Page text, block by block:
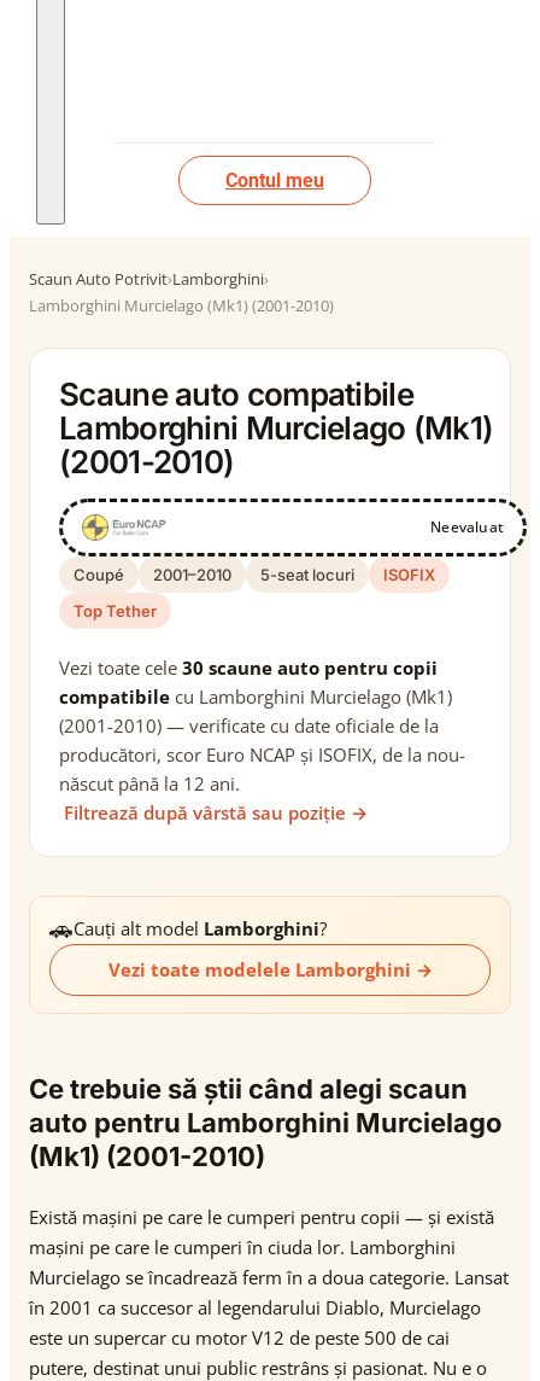
Contul meu
Scaun Auto Potrivit›Lamborghini›
Lamborghini Murcielago (Mk1) (2001-2010)
Scaune auto compatibile
Lamborghini Murcielago (Mk1)
(2001-2010)
Neevaluat
Coupé 2001–2010 5-seat locuri
ISOFIX
Top Tether
Vezi toate cele 30 scaune auto pentru copii
compatibile cu Lamborghini Murcielago (Mk1)
(2001-2010) — verificate cu date oficiale de la
producători, scor Euro NCAP și ISOFIX, de la nou-
născut până la 12 ani.
Filtrează după vârstă sau poziție →
🚗Cauți alt model Lamborghini?
Vezi toate modelele Lamborghini →
Ce trebuie să știi când alegi scaun
auto pentru Lamborghini Murcielago
(Mk1) (2001-2010)
Există mașini pe care le cumperi pentru copii — și există
mașini pe care le cumperi în ciuda lor. Lamborghini
Murcielago se încadrează ferm în a doua categorie. Lansat
în 2001 ca succesor al legendarului Diablo, Murcielago
este un supercar cu motor V12 de peste 500 de cai
putere, destinat unui public restrâns și pasionat. Nu e o